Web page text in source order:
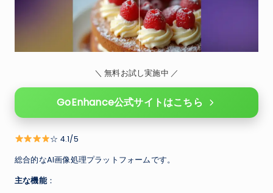
＼ 無料お試し実施中 ／
GoEnhance公式サイトはこちら
☆ 4.1/5
総合的なAI画像処理プラットフォームです。
主な機能：